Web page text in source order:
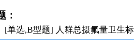
：
[单选,B型题] 人群总摄氟量卫生